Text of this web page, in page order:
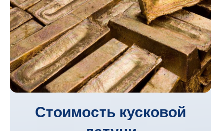
Стоимость кусковой